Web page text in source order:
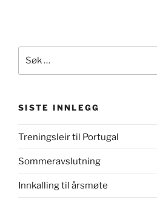
etter:
SISTE INNLEGG
Treningsleir til Portugal
Sommeravslutning
Innkalling til årsmøte